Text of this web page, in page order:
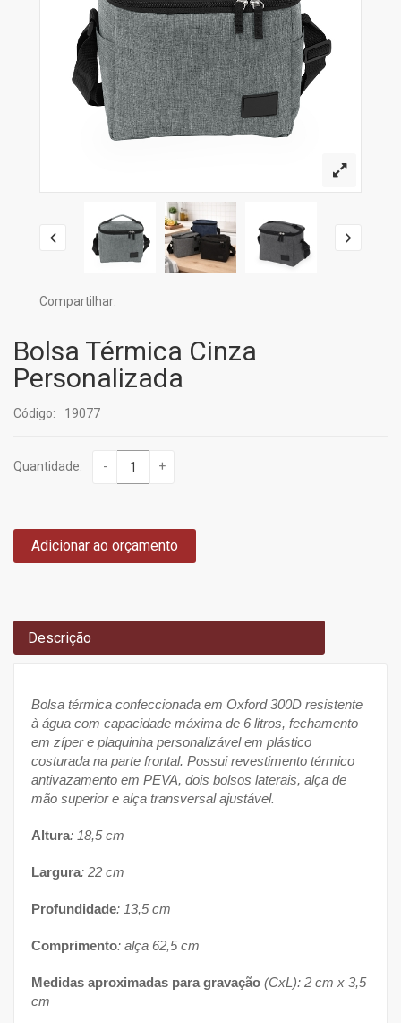
Compartilhar:
Bolsa Térmica Cinza
Personalizada
Código: 19077
Quantidade: - +
Adicionar ao orçamento
Descrição
Bolsa térmica confeccionada em Oxford 300D resistente
à água com capacidade máxima de 6 litros, fechamento
em zíper e plaquinha personalizável em plástico
costurada na parte frontal. Possui revestimento térmico
antivazamento em PEVA, dois bolsos laterais, alça de
mão superior e alça transversal ajustável.
Altura: 18,5 cm
Largura: 22 cm
Profundidade: 13,5 cm
Comprimento: alça 62,5 cm
Medidas aproximadas para gravação (CxL): 2 cm x 3,5
cm